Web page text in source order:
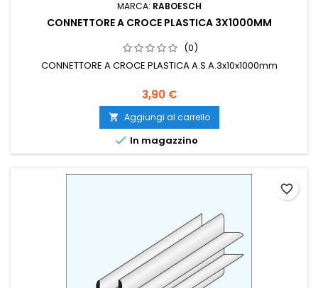
MARCA: RABOESCH
CONNETTORE A CROCE PLASTICA 3X1000MM
(0)
CONNETTORE A CROCE PLASTICA A.S.A.3x10x1000mm
3,90 €
 Aggiungi al carrello
 In magazzino
favorite_border